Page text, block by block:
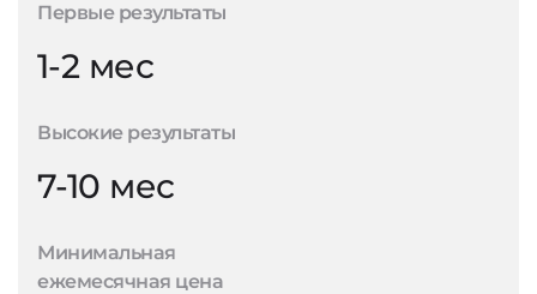
Первые результаты
1-2 мес
Высокие результаты
7-10 мес
Минимальная
ежемесячная цена